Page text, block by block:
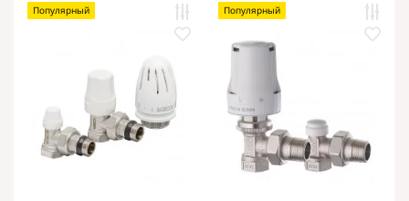
Популярный Популярный